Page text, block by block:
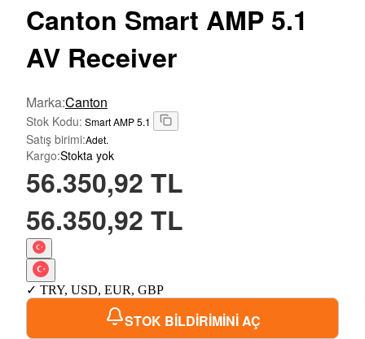
Canton Smart AMP 5.1
AV Receiver
Marka:Canton
Stok Kodu: Smart AMP 5.1
Satış birimi:Adet.
Kargo:Stokta yok
56.350,92 TL
56.350,92 TL
✓ TRY, USD, EUR, GBP
STOK BİLDİRİMİNİ AÇ